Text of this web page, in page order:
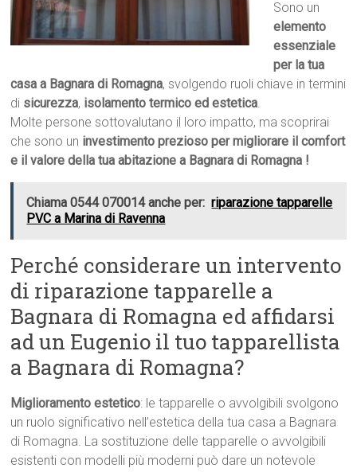
Sono un
elemento
essenziale
per la tua
casa a Bagnara di Romagna, svolgendo ruoli chiave in termini
di sicurezza, isolamento termico ed estetica.
Molte persone sottovalutano il loro impatto, ma scoprirai
che sono un investimento prezioso per migliorare il comfort
e il valore della tua abitazione a Bagnara di Romagna !
Chiama 0544 070014 anche per: riparazione tapparelle
PVC a Marina di Ravenna
Perché considerare un intervento
di riparazione tapparelle a
Bagnara di Romagna ed affidarsi
ad un Eugenio il tuo tapparellista
a Bagnara di Romagna?
Miglioramento estetico: le tapparelle o avvolgibili svolgono
un ruolo significativo nell’estetica della tua casa a Bagnara
di Romagna. La sostituzione delle tapparelle o avvolgibili
esistenti con modelli più moderni può dare un notevole